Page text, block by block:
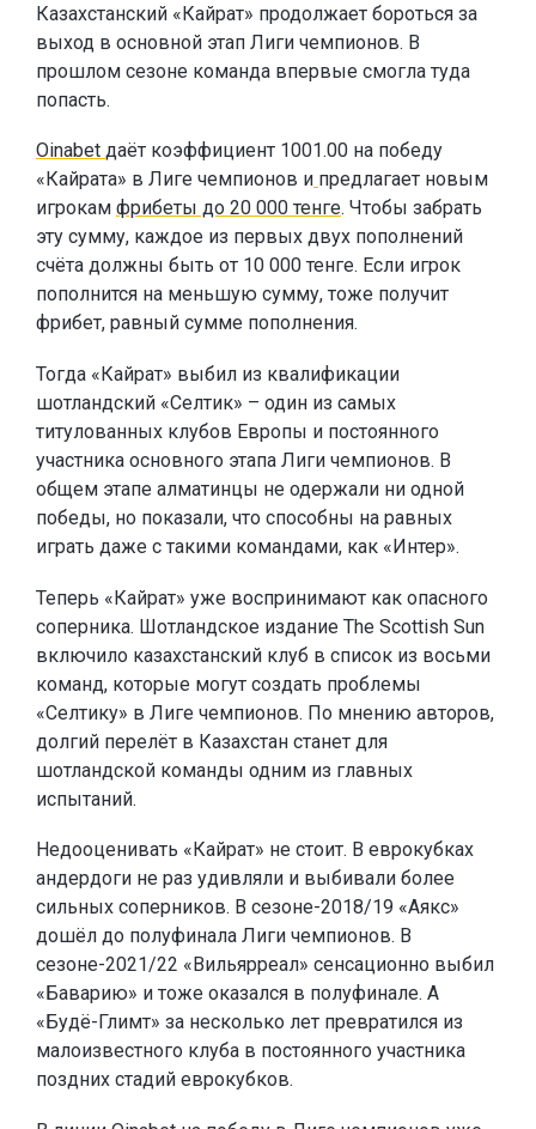
Казахстанский «Кайрат» продолжает бороться за
выход в основной этап Лиги чемпионов. В
прошлом сезоне команда впервые смогла туда
попасть.
Oinabet даёт коэффициент 1001.00 на победу
«Кайрата» в Лиге чемпионов и предлагает новым
игрокам фрибеты до 20 000 тенге. Чтобы забрать
эту сумму, каждое из первых двух пополнений
счёта должны быть от 10 000 тенге. Если игрок
пополнится на меньшую сумму, тоже получит
фрибет, равный сумме пополнения.
Тогда «Кайрат» выбил из квалификации
шотландский «Селтик» – один из самых
титулованных клубов Европы и постоянного
участника основного этапа Лиги чемпионов. В
общем этапе алматинцы не одержали ни одной
победы, но показали, что способны на равных
играть даже с такими командами, как «Интер».
Теперь «Кайрат» уже воспринимают как опасного
соперника. Шотландское издание The Scottish Sun
включило казахстанский клуб в список из восьми
команд, которые могут создать проблемы
«Селтику» в Лиге чемпионов. По мнению авторов,
долгий перелёт в Казахстан станет для
шотландской команды одним из главных
испытаний.
Недооценивать «Кайрат» не стоит. В еврокубках
андердоги не раз удивляли и выбивали более
сильных соперников. В сезоне-2018/19 «Аякс»
дошёл до полуфинала Лиги чемпионов. В
сезоне-2021/22 «Вильярреал» сенсационно выбил
«Баварию» и тоже оказался в полуфинале. А
«Будё-Глимт» за несколько лет превратился из
малоизвестного клуба в постоянного участника
поздних стадий еврокубков.